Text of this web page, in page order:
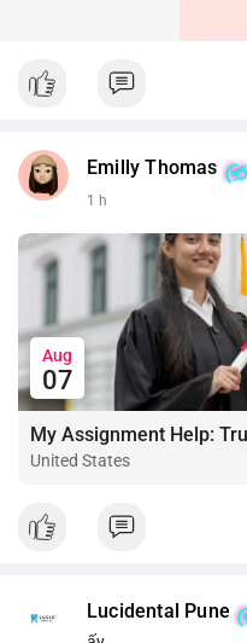
Emilly Thomas
1 h
Aug
07
United States
Lucidental Pune